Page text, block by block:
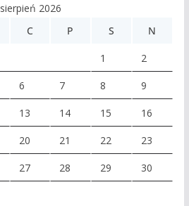
sierpień 2026
C P S N
1 2
6 7 8 9
13 14 15 16
20 21 22 23
27 28 29 30